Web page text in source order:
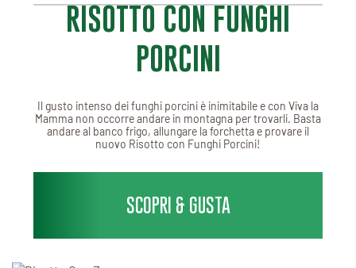
RISOTTO CON FUNGHI
PORCINI
Il gusto intenso dei funghi porcini è inimitabile e con Viva la
Mamma non occorre andare in montagna per trovarli. Basta
andare al banco frigo, allungare la forchetta e provare il
nuovo Risotto con Funghi Porcini!
SCOPRI & GUSTA